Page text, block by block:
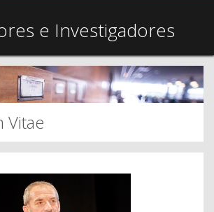
e Investigadores
Vitae